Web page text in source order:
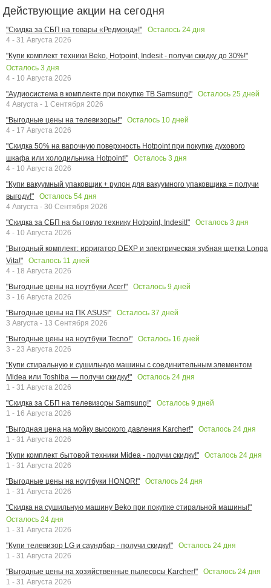
Действующие акции на сегодня
"Скидка за СБП на товары «Редмонд»!" Осталось 24 дня
4 - 31 Августа 2026
"Купи комплект техники Beko, Hotpoint, Indesit - получи скидку до 30%!"
Осталось 3 дня
4 - 10 Августа 2026
"Аудиосистема в комплекте при покупке ТВ Samsung!"
Осталось 25 дней
4 Августа - 1 Сентября 2026
"Выгодные цены на телевизоры!"
Осталось 10 дней
4 - 17 Августа 2026
"Скидка 50% на варочную поверхность Hotpoint при покупке духового
шкафа или холодильника Hotpoint!"
Осталось 3 дня
4 - 10 Августа 2026
"Купи вакуумный упаковщик + рулон для вакуумного упаковщика = получи
выгоду!"
Осталось 54 дня
4 Августа - 30 Сентября 2026
"Скидка за СБП на бытовую технику Hotpoint, Indesit!"
Осталось 3 дня
4 - 10 Августа 2026
"Выгодный комплект: ирригатор DEXP и электрическая зубная щетка Longa
Vita!"
Осталось 11 дней
4 - 18 Августа 2026
"Выгодные цены на ноутбуки Acer!"
Осталось 9 дней
3 - 16 Августа 2026
"Выгодные цены на ПК ASUS!"
Осталось 37 дней
3 Августа - 13 Сентября 2026
"Выгодные цены на ноутбуки Tecno!"
Осталось 16 дней
3 - 23 Августа 2026
"Купи стиральную и сушильную машины с соединительным элементом
Midea или Toshiba — получи скидку!"
Осталось 24 дня
1 - 31 Августа 2026
"Скидка за СБП на телевизоры Samsung!"
Осталось 9 дней
1 - 16 Августа 2026
"Выгодная цена на мойку высокого давления Karcher!"
Осталось 24 дня
1 - 31 Августа 2026
"Купи комплект бытовой техники Midea - получи скидку!"
Осталось 24 дня
1 - 31 Августа 2026
"Выгодные цены на ноутбуки HONOR!"
Осталось 24 дня
1 - 31 Августа 2026
"Скидка на сушильную машину Beko при покупке стиральной машины!"
Осталось 24 дня
1 - 31 Августа 2026
"Купи телевизор LG и саундбар - получи скидку!"
Осталось 24 дня
1 - 31 Августа 2026
"Выгодные цены на хозяйственные пылесосы Karcher!"
Осталось 24 дня
1 - 31 Августа 2026